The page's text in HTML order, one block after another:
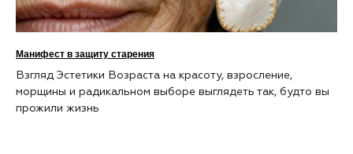
Манифест в защиту старения
Взгляд Эстетики Возраста на красоту, взросление,
морщины и радикальном выборе выглядеть так, будто вы
прожили жизнь